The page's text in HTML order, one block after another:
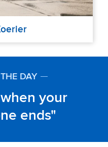
DAY
your
ends